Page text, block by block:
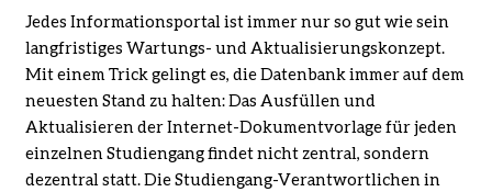
Jedes Informationsportal ist immer nur so gut wie sein
langfristiges Wartungs- und Aktualisierungskonzept.
Mit einem Trick gelingt es, die Datenbank immer auf dem
neuesten Stand zu halten: Das Ausfüllen und
Aktualisieren der Internet-Dokument­vorlage für jeden
einzelnen Studiengang findet nicht zentral, sondern
dezentral statt. Die Studiengang-Verantwortlichen in